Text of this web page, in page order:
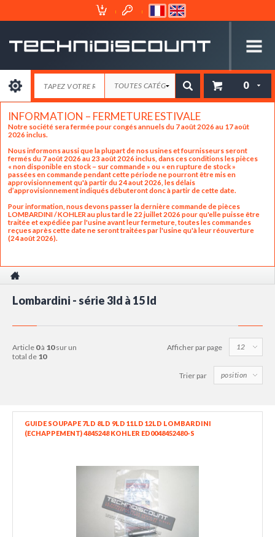
Mon
Espace
0
INFORMATION – FERMETURE ESTIVALE
Notre société sera fermée pour congés annuels du 7 août 2026 au 17 août
2026 inclus.
Nous informons aussi que la plupart de nos usines et fournisseurs seront
fermés du 7 août 2026 au 23 août 2026 inclus, dans ces conditions les pièces
« non disponible en stock – sur commande » ou « en rupture de stock »
passées en commande pendant cette période ne pourront être mis en
approvisionnement qu'à partir du 24 aout 2026, les délais
d’approvisionnement indiqués débuteront donc à partir de cette date.
Pour information, nous devons passer la dernière commande de pièces
LOMBARDINI / KOHLER au plus tard le 22 juillet 2026 pour qu'elle puisse être
traitée et expédiée par l'usine avant leur fermeture, toutes les commandes
reçues après cette date ne seront traitées par l'usine qu'à leur réouverture
(24 août 2026).
Lombardini - série 3ld à 15 ld
article 0à 10sur un
total de 10
Afficher par page
Trier par
GUIDE SOUPAPE 7LD 8LD 9LD 11LD 12LD LOMBARDINI
(ECHAPPEMENT) 4845248 KOHLER ED0048452480-S